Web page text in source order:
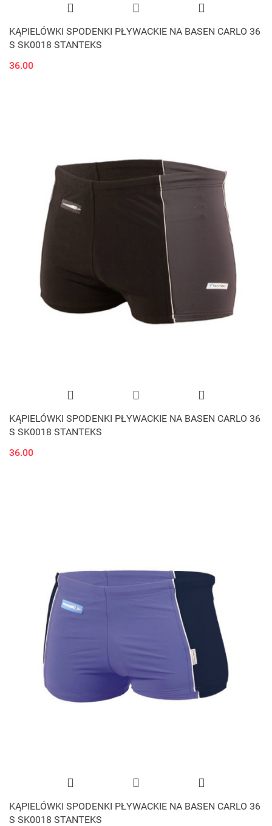
KĄPIELÓWKI SPODENKI PŁYWACKIE NA BASEN CARLO 36
S SK0018 STANTEKS
36.00
KĄPIELÓWKI SPODENKI PŁYWACKIE NA BASEN CARLO 36
S SK0018 STANTEKS
36.00
KĄPIELÓWKI SPODENKI PŁYWACKIE NA BASEN CARLO 36
S SK0018 STANTEKS